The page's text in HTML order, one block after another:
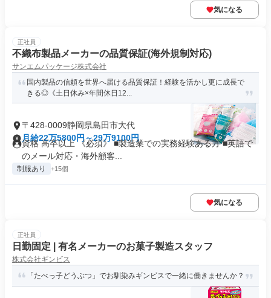
気になる
正社員
不織布製品メーカーの品質保証(海外規制対応)
サンエムパッケージ株式会社
国内製品の信頼を世界へ届ける品質保証！経験を活かし更に成長で
きる◎《土日休み×年間休日12...
〒428-0009静岡県島田市大代
月給22万5800円～29万9100円
資格 高卒以上 《必須》 ■製造業での実務経験ある方 ■英語で
のメール対応・海外顧客...
制服あり +15個
気になる
正社員
日勤固定 | 有名メーカーのお菓子製造スタッフ
株式会社ギンビス
「たべっ子どうぶつ」でお馴染みギンビスで一緒に働きませんか？